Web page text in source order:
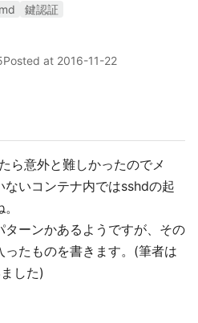
鍵認証
Posted at 2016-11-22
ら意外と難しかったのでメ
いコンテナ内ではsshdの起
ーンかあるようですが、その
たものを書きます。(筆者は
した)